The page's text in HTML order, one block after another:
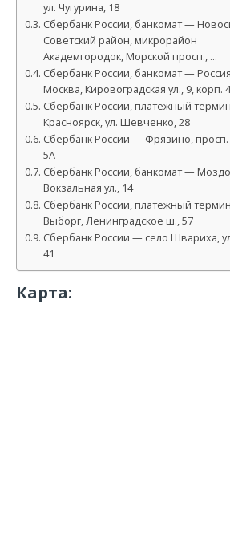
ул. Чугурина, 18
Сбербанк России, банкомат —
Советский район, микрорайон
Академгородок, Морской просп., …
Сбербанк России, банкомат —
Москва, Кировоградская ул., 9, корп. 4
Сбербанк России, платежный
Красноярск, ул. Шевченко, 28
Сбербанк России — Фрязино,
5А
Сбербанк России, банкомат —
Вокзальная ул., 14
Сбербанк России, платежный
Выборг, Ленинградское ш., 57
Сбербанк России — село Швариха,
41
Карта: